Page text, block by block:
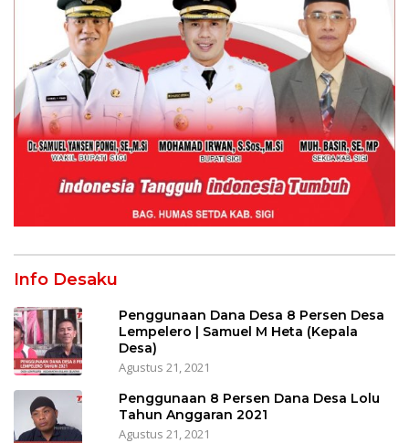
Info Desaku
Penggunaan Dana Desa 8 Persen Desa
Lempelero | Samuel M Heta (Kepala
Desa)
Agustus 21, 2021
Penggunaan 8 Persen Dana Desa Lolu
Tahun Anggaran 2021
Agustus 21, 2021